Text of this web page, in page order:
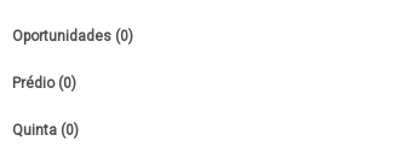
Oportunidades (0)
Prédio (0)
Quinta (0)